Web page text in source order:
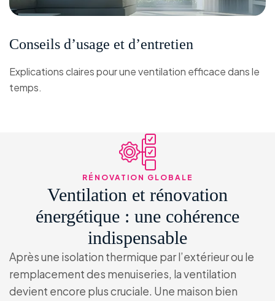
Conseils d’usage et d’entretien
Explications claires pour une ventilation efficace dans le
temps.
RÉNOVATION GLOBALE
Ventilation et rénovation
énergétique : une cohérence
indispensable
Après une isolation thermique par l’extérieur ou le
remplacement des menuiseries, la ventilation
devient encore plus cruciale. Une maison bien